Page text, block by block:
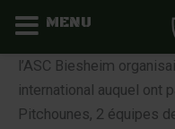
Aller
contenu
l’ASC Biesheim
international auquel ont
Pitchounes, 2 équipes
MENU